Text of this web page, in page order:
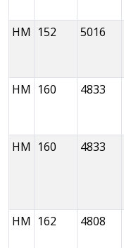
HM 152 5016
HM 160 4833
HM 160 4833
HM 162 4808